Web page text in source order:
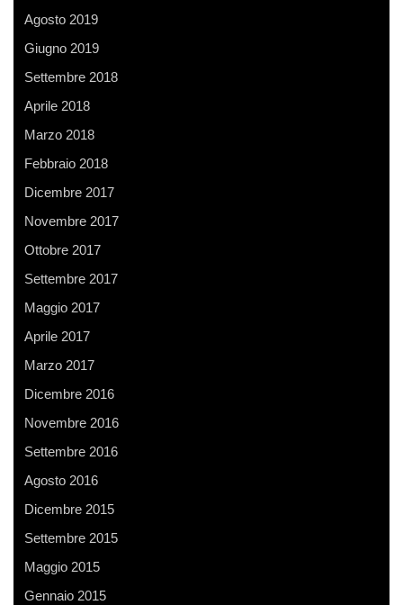
Agosto 2019
Giugno 2019
Settembre 2018
Aprile 2018
Marzo 2018
Febbraio 2018
Dicembre 2017
Novembre 2017
Ottobre 2017
Settembre 2017
Maggio 2017
Aprile 2017
Marzo 2017
Dicembre 2016
Novembre 2016
Settembre 2016
Agosto 2016
Dicembre 2015
Settembre 2015
Maggio 2015
Gennaio 2015